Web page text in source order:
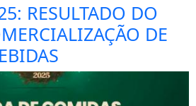
RESULTADO DO
DE